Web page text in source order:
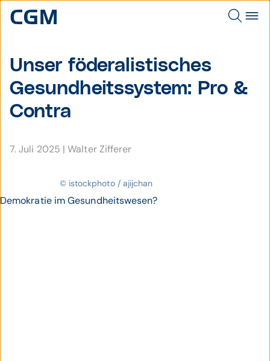
Unser föderalis­tisches
Gesund­heits­system: Pro &
Contra
7. Juli 2025 |Walter Zifferer
© istockphoto / ajijchan
Demokratie im Gesundheitswesen?